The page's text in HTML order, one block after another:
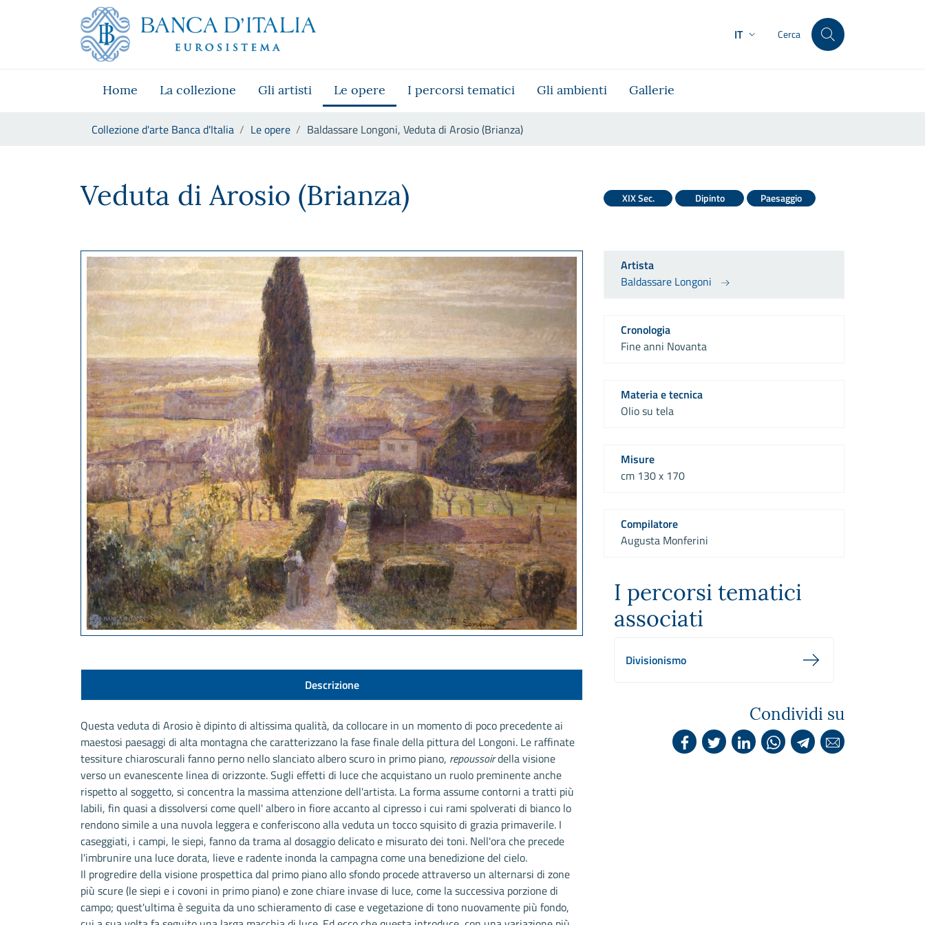
Skip to Main Content
Vai al sito istituzionale
Vai al menu di navigazione
Vai alla ricerca
Vai ai contenuti
IT Cerca
Home La collezione Gli artisti Le opere I percorsi tematici Gli ambienti Gallerie
Collezione d'arte Banca d'Italia Le opere Baldassare Longoni, Veduta di Arosio (Brianza)
Veduta di Arosio (Brianza) XIX Sec. Dipinto Paesaggio
Descrizione
Questa veduta di Arosio è dipinto di altissima qualità, da collocare in un momento di poco precedente ai
maestosi paesaggi di alta montagna che caratterizzano la fase finale della pittura del Longoni. Le raffinate
tessiture chiaroscurali fanno perno nello slanciato albero scuro in primo piano, repoussoirdella visione
verso un evanescente linea di orizzonte. Sugli effetti di luce che acquistano un ruolo preminente anche
rispetto al soggetto, si concentra la massima attenzione dell'artista. La forma assume contorni a tratti più
labili, fin quasi a dissolversi come quell' albero in fiore accanto al cipresso i cui rami spolverati di bianco lo
rendono simile a una nuvola leggera e conferiscono alla veduta un tocco squisito di grazia primaverile. I
caseggiati, i campi, le siepi, fanno da trama al dosaggio delicato e misurato dei toni. Nell'ora che precede
l'imbrunire una luce dorata, lieve e radente inonda la campagna come una benedizione del cielo.
Il progredire della visione prospettica dal primo piano allo sfondo procede attraverso un alternarsi di zone
più scure (le siepi e i covoni in primo piano) e zone chiare invase di luce, come la successiva porzione di
campo; quest'ultima è seguita da uno schieramento di case e vegetazione di tono nuovamente più fondo,
Artista
Baldassare Longoni
Cronologia
Fine anni Novanta
Materia e tecnica
Olio su tela
Misure
cm 130 x 170
Compilatore
Augusta Monferini
I percorsi tematici
associati
Divisionismo
Condividi su